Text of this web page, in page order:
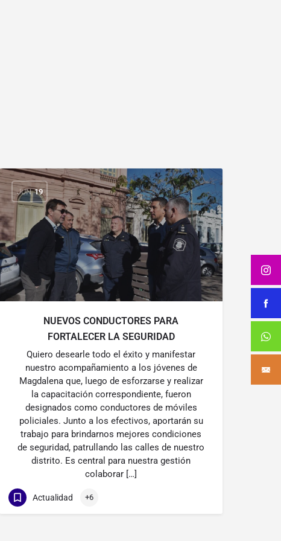
JUN 19
NUEVOS CONDUCTORES PARA
FORTALECER LA SEGURIDAD
Quiero desearle todo el éxito y manifestar
nuestro acompañamiento a los jóvenes de
Magdalena que, luego de esforzarse y realizar
la capacitación correspondiente, fueron
designados como conductores de móviles
policiales. Junto a los efectivos, aportarán su
trabajo para brindarnos mejores condiciones
de seguridad, patrullando las calles de nuestro
distrito. Es central para nuestra gestión
colaborar […]
Actualidad +6